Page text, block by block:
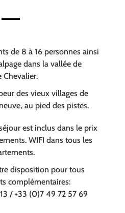
de 8 à 16 personnes ainsi
dans la vallée de
Chevalier.
des vieux villages de
au pied des pistes.
est inclus dans le prix
WIFI dans tous les
disposition pour tous
complémentaires:
/ +33 (0)7 49 72 57 69